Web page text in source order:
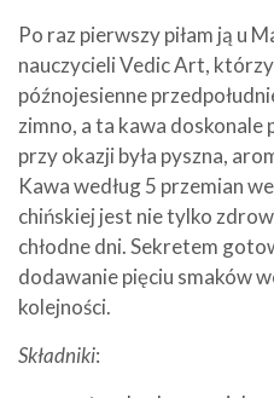
Po raz pierwszy piłam ją u
nauczycieli Vedic Art,
późnojesienne
zimno, a ta kawa doskonale
przy okazji była pyszna,
Kawa według 5 przemian
chińskiej jest nie tylko
chłodne dni. Sekretem
dodawanie pięciu smaków
kolejności.
Składniki: